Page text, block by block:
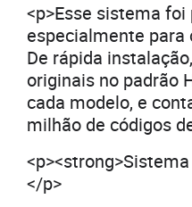
<p>Esse sistema
especialmente para
De rápida
originais no padrão
cada modelo, e
milhão de códigos
</p>